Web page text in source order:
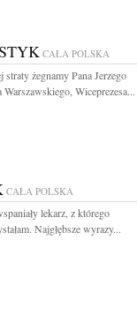
CAŁA POLSKA
żegnamy Pana Jerzego
Wiceprezesa...
CAŁA POLSKA
lekarz, z którego
Najgłębsze wyrazy...